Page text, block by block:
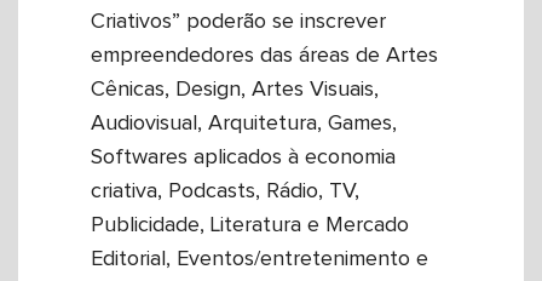
Criativos” poderão se inscrever
empreendedores das áreas de Artes
Cênicas, Design, Artes Visuais,
Audiovisual, Arquitetura, Games,
Softwares aplicados à economia
criativa, Podcasts, Rádio, TV,
Publicidade, Literatura e Mercado
Editorial, Eventos/entretenimento e